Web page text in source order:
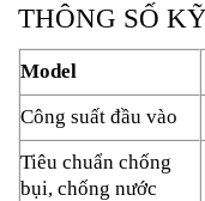
THÔNG SỐ
Model
Công suất đầu vào
Tiêu chuẩn chống
bụi, chống nước